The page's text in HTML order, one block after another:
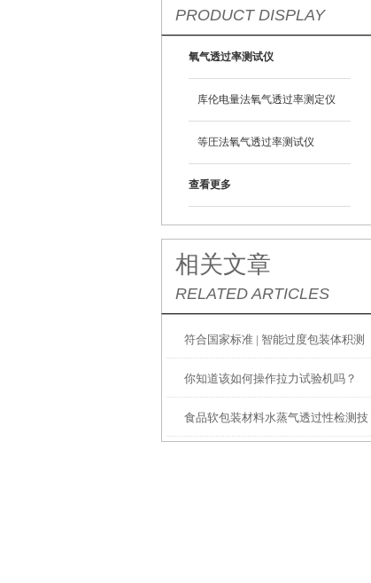
PRODUCT DISPLAY
氧气透过率测试仪
库伦电量法氧气透过率测定仪
等圧法氧气透过率测试仪
查看更多
相关文章
RELATED ARTICLES
符合国家标准 | 智能过度包装体积测
量系统助力行业告别过度包装
你知道该如何操作拉力试验机吗？
食品软包装材料水蒸气透过性检测技